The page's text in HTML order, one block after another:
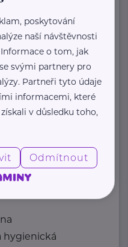
Bítýška
hygienická
poskytování
naší návštěvnosti
Informace o tom, jak
svými partnery pro
Partneři tyto údaje
informacemi, které
v důsledku toho,
Odmítnout